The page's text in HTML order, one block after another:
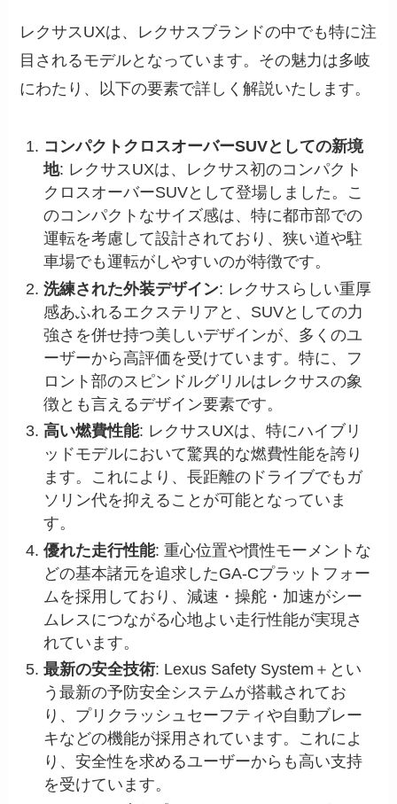
レクサスUXは、レクサスブランドの中でも特に注
目されるモデルとなっています。その魅力は多岐
にわたり、以下の要素で詳しく解説いたします。
コンパクトクロスオーバーSUVとしての新境
地: レクサスUXは、レクサス初のコンパクト
クロスオーバーSUVとして登場しました。こ
のコンパクトなサイズ感は、特に都市部での
運転を考慮して設計されており、狭い道や駐
車場でも運転がしやすいのが特徴です。
洗練された外装デザイン: レクサスらしい重厚
感あふれるエクステリアと、SUVとしての力
強さを併せ持つ美しいデザインが、多くのユ
ーザーから高評価を受けています。特に、フ
ロント部のスピンドルグリルはレクサスの象
徴とも言えるデザイン要素です。
高い燃費性能: レクサスUXは、特にハイブリ
ッドモデルにおいて驚異的な燃費性能を誇り
ます。これにより、長距離のドライブでもガ
ソリン代を抑えることが可能となっていま
す。
優れた走行性能: 重心位置や慣性モーメントな
どの基本諸元を追求したGA-Cプラットフォー
ムを採用しており、減速・操舵・加速がシー
ムレスにつながる心地よい走行性能が実現さ
れています。
最新の安全技術: Lexus Safety System＋とい
う最新の予防安全システムが搭載されてお
り、プリクラッシュセーフティや自動ブレー
キなどの機能が採用されています。これによ
り、安全性を求めるユーザーからも高い支持
を受けています。